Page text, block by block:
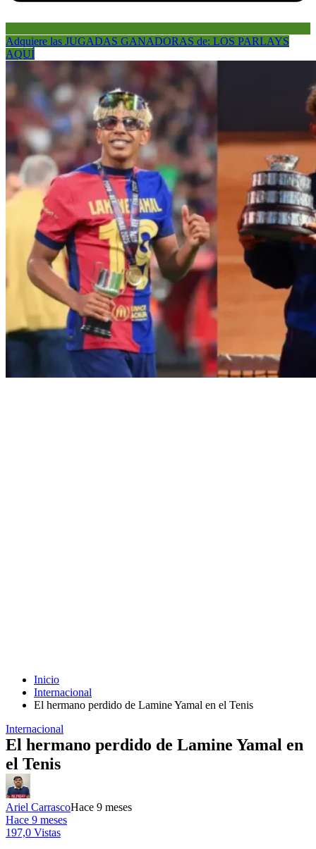
Adquiere las JUGADAS GANADORAS de: LOS PARLAYS
AQUÍ
Inicio
Internacional
El hermano perdido de Lamine Yamal en el Tenis
Internacional
El hermano perdido de Lamine Yamal en
el Tenis
Ariel CarrascoHace 9 meses
Hace 9 meses
197,0 Vistas